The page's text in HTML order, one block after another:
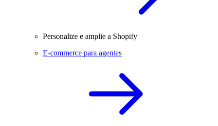
Personalize e amplie a Shopify
E-commerce para agentes